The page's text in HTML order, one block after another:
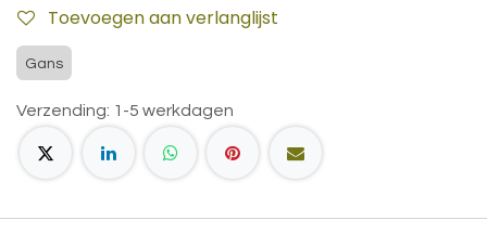
Toevoegen aan verlanglijst
Gans
Verzending: 1-5 werkdagen